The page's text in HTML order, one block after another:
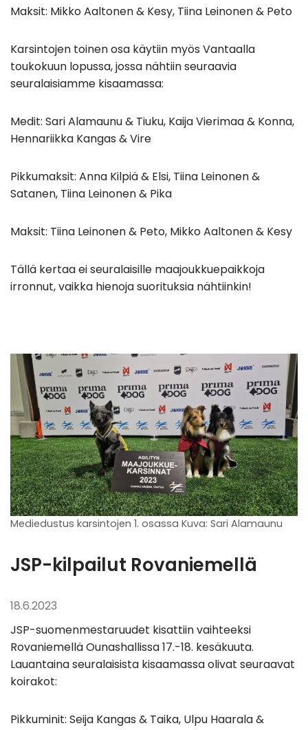
Maksit: Mikko Aaltonen & Kesy, Tiina Leinonen & Peto
Karsintojen toinen osa käytiin myös Vantaalla
toukokuun lopussa, jossa nähtiin seuraavia
seuralaisiamme kisaamassa:
Medit: Sari Alamaunu & Tiuku, Kaija Vierimaa & Konna,
Hennariikka Kangas & Vire
Pikkumaksit: Anna Kilpiä & Elsi, Tiina Leinonen &
Satanen, Tiina Leinonen & Pika
Maksit: Tiina Leinonen & Peto, Mikko Aaltonen & Kesy
Tällä kertaa ei seuralaisille maajoukkuepaikkoja
irronnut, vaikka hienoja suorituksia nähtiinkin!
Mediedustus karsintojen 1. osassa Kuva: Sari Alamaunu
JSP-kilpailut Rovaniemellä
18.6.2023
JSP-suomenmestaruudet kisattiin vaihteeksi
Rovaniemellä Ounashallissa 17.-18. kesäkuuta.
Lauantaina seuralaisista kisaamassa olivat seuraavat
koirakot:
Pikkuminit: Seija Kangas & Taika, Ulpu Haarala &